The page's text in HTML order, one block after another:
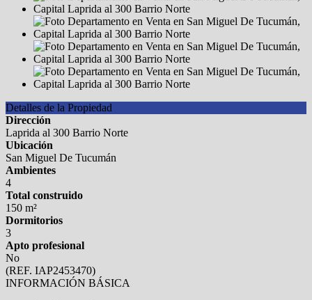
Detalles de la Propiedad
Dirección
Laprida al 300 Barrio Norte
Ubicación
San Miguel De Tucumán
Ambientes
4
Total construido
150 m²
Dormitorios
3
Apto profesional
No
(REF. IAP2453470)
INFORMACIÓN BÁSICA